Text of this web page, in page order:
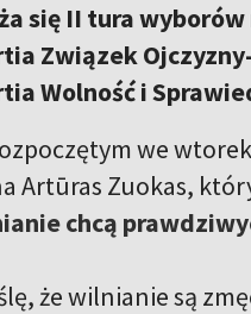
się II tura
Związek
Wolność i
we
Artūras Zuokas,
chcą
że wilnianie są